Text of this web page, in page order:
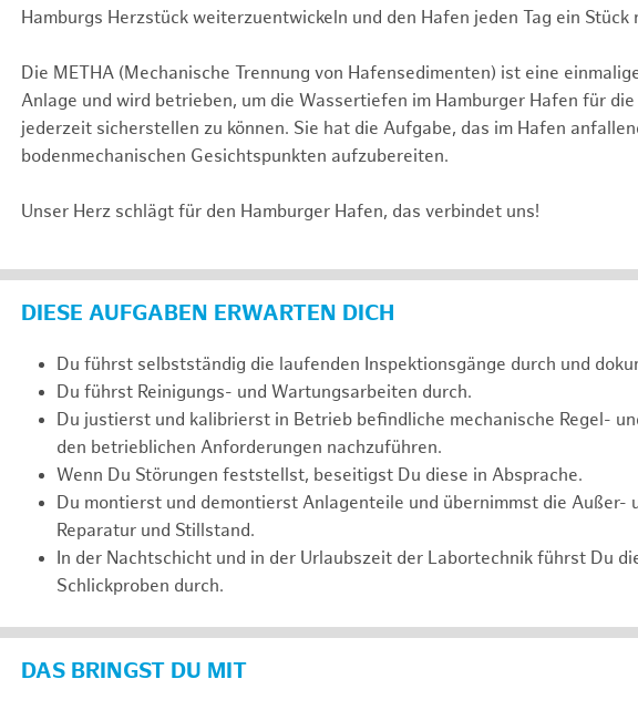
Hamburgs Herzstück weiterzuentwickeln und den Hafen jeden Tag ein Stück
Die METHA (Mechanische Trennung von Hafensedimenten) ist eine
Anlage und wird betrieben, um die Wassertiefen im Hamburger Hafen für
jederzeit sicherstellen zu können. Sie hat die Aufgabe, das im Hafen
bodenmechanischen Gesichtspunkten aufzubereiten.
Unser Herz schlägt für den Hamburger Hafen, das verbindet uns!
DIESE AUFGABEN ERWARTEN DICH
Du führst selbstständig die laufenden Inspektionsgänge durch und
Du führst Reinigungs- und Wartungsarbeiten durch.
Du justierst und kalibrierst in Betrieb befindliche mechanische Regel-
den betrieblichen Anforderungen nachzuführen.
Wenn Du Störungen feststellst, beseitigst Du diese in Absprache.
Du montierst und demontierst Anlagenteile und übernimmst die Außer-
Reparatur und Stillstand.
In der Nachtschicht und in der Urlaubszeit der Labortechnik führst Du
Schlickproben durch.
DAS BRINGST DU MIT